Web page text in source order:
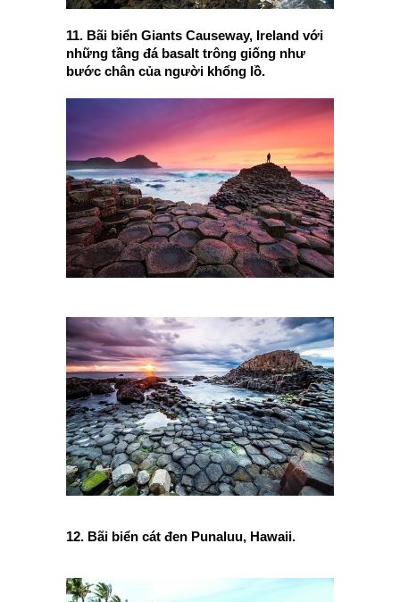
11. Bãi biển Giants Causeway, Ireland với
những tầng đá basalt trông giống như
bước chân của người khổng lồ.
12. Bãi biển cát đen Punaluu, Hawaii.